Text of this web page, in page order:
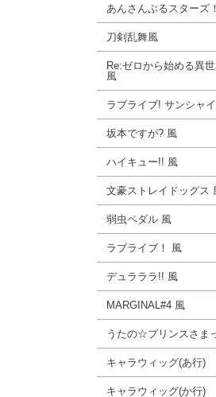
あんさんぶるスターズ
刀剣乱舞風
Re:ゼロから始める異
風
ラブライブ! サンシャ
坂本ですが? 風
ハイキュー!! 風
文豪ストレイドッグス
弱虫ペダル 風
ラブライブ！ 風
デュラララ!! 風
MARGINAL#4 風
うたの☆プリンスさま
キャラウィッグ(あ行)
キャラウィッグ(か行)